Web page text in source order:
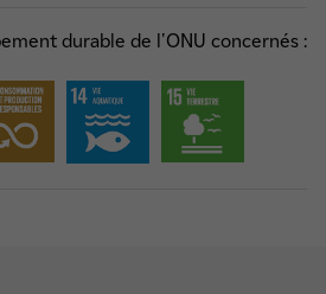
durable de l'ONU concernés :